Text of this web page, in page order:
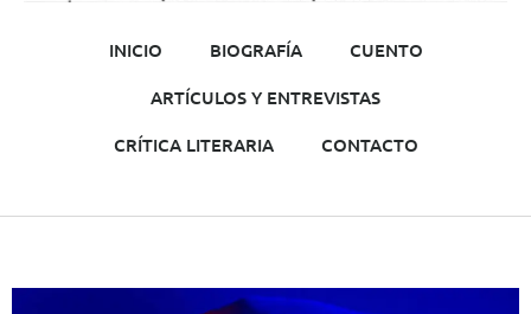
INICIO BIOGRAFÍA
CUENTO
ARTÍCULOS Y ENTREVISTAS
CRÍTICA LITERARIA
CONTACTO